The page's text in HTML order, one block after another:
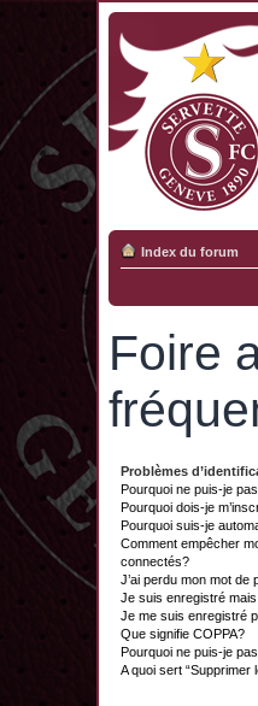
Index du forum
Foire
Problèmes
Pourquoi ne puis-je
Pourquoi dois-je
Pourquoi suis-je
Comment empêcher
connectés?
J’ai perdu mon mot de
Je suis enregistré
Je me suis enregistré
Que signifie COPPA?
Pourquoi ne puis-je
A quoi sert “Supprimer